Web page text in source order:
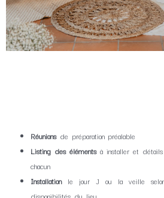
Réunionsde préparation préalable
Listing des élémentsà installer et
chacun
Installationle jour J ou la veille